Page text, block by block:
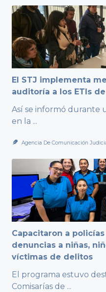
El STJ implementa
auditoría a los ETIs
Así se informó durante
en la ...
Agencia De Comunicación
Capacitaron a
denuncias a niñas,
víctimas de delitos
El programa estuvo
Comisarías de ...